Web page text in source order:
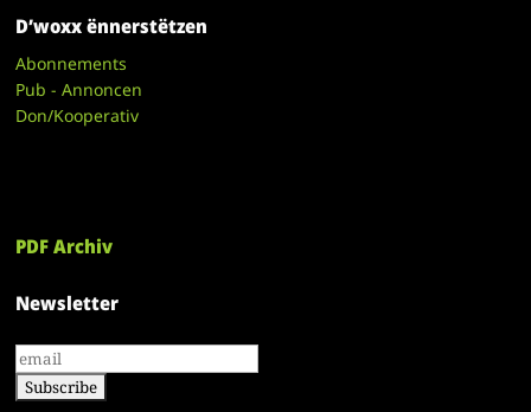
D’woxx ënnerstëtzen
Abonnements
Pub - Annoncen
Don/Kooperativ
PDF Archiv
Newsletter